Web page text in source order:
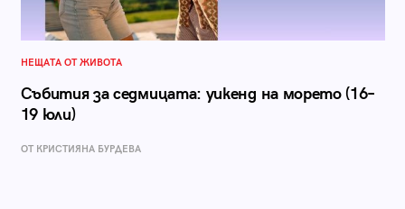
НЕЩАТА ОТ ЖИВОТА
Събития за седмицата: уикенд на морето (16–
19 юли)
ОТ КРИСТИЯНА БУРДЕВА